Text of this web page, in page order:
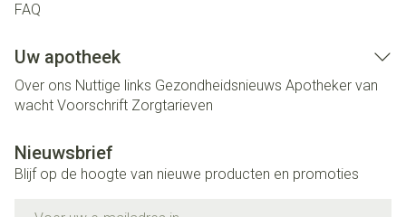
FAQ
Uw apotheek
Over ons Nuttige links Gezondheidsnieuws Apotheker van
wacht Voorschrift Zorgtarieven
Nieuwsbrief
Blijf op de hoogte van nieuwe producten en promoties